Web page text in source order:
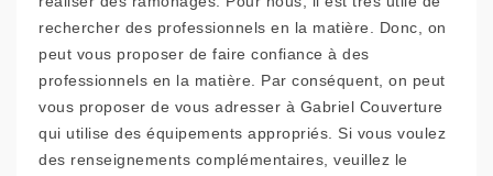
rechercher des professionnels en la matière. Donc, on
peut vous proposer de faire confiance à des
professionnels en la matière. Par conséquent, on peut
vous proposer de vous adresser à Gabriel Couverture
qui utilise des équipements appropriés. Si vous voulez
des renseignements complémentaires, veuillez le